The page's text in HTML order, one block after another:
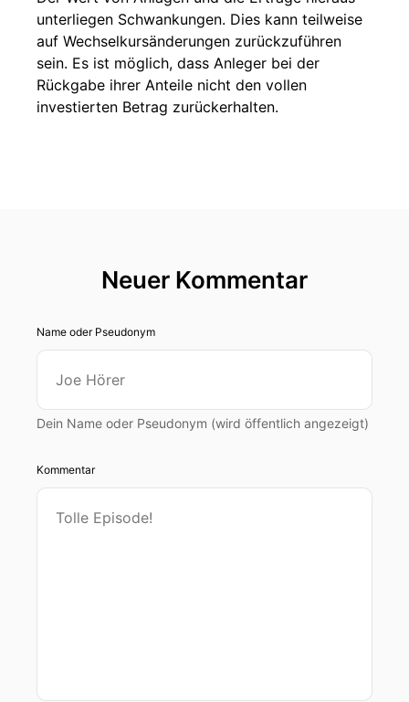
unterliegen Schwankungen. Dies kann teilweise
auf Wechselkursänderungen zurückzuführen
sein. Es ist möglich, dass Anleger bei der
Rückgabe ihrer Anteile nicht den vollen
investierten Betrag zurückerhalten.
Neuer Kommentar
Name oder Pseudonym
Dein Name oder Pseudonym (wird öffentlich angezeigt)
Kommentar